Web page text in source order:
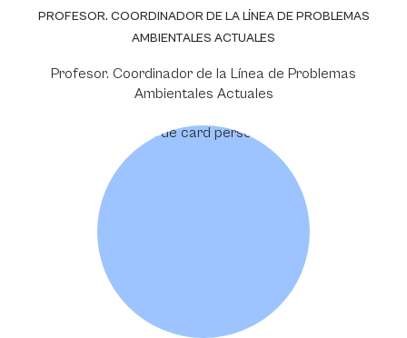
PROFESOR. COORDINADOR DE LA LÍNEA DE PROBLEMAS
AMBIENTALES ACTUALES
Profesor. Coordinador de la Línea de Problemas
Ambientales Actuales